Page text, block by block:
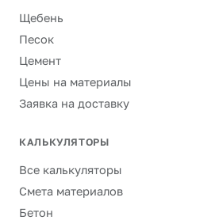
Щебень
Песок
Цемент
Цены на материалы
Заявка на доставку
КАЛЬКУЛЯТОРЫ
Все калькуляторы
Смета материалов
Бетон